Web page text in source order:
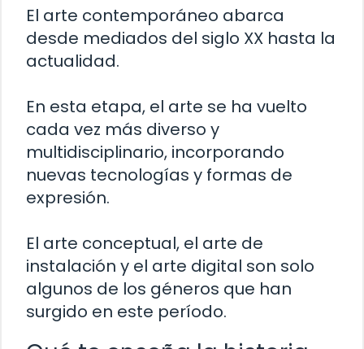
El arte contemporáneo abarca
desde mediados del siglo XX hasta la
actualidad.
En esta etapa, el arte se ha vuelto
cada vez más diverso y
multidisciplinario, incorporando
nuevas tecnologías y formas de
expresión.
El arte conceptual, el arte de
instalación y el arte digital son solo
algunos de los géneros que han
surgido en este período.